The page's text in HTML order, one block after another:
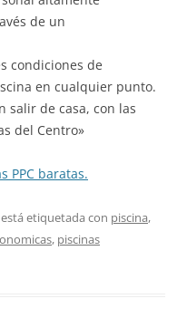
de un
condiciones de
en cualquier punto.
salir de casa, con las
del Centro»
PPC baratas.
etiquetada con piscina,
, piscinas